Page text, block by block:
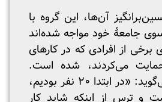
آن‌ها، این گروه با
سوی جامعۀ خود مواجه شده‌اند
برخی از افرادی که در کارهای
می‌کردند، شده است.
برناردا دراین‌باره می‌گوید: «در ابتدا ۲۰ نفر بودیم،
و ترس از اینکه شاید کار